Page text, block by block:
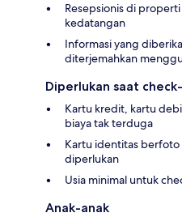
Resepsionis di
kedatangan
Informasi yang
diterjemahkan
Diperlukan saat
Kartu kredit, kartu
biaya tak terduga
Kartu identitas
diperlukan
Usia minimal untuk
Anak-anak